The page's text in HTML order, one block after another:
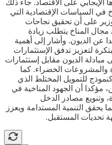
الإيجابي على الاقتصاد. جاء ذلك
السياسات الإقتصادية التي
على أن تحقيق نجاحات
المناخ يتطلب زيادة
عن الديون. وأشار إلى أهمية
لتعزيز تدفق الإستثمارات
الديون مقابل إستثمارات
والمشروعات الخضراء. كما
للتمويل المختلط الذي
مؤكدا أن الجهود المناخية في
مصادر الدخل
يحقق التنمية المستدامة ويعزز
تحديات المستقبل.